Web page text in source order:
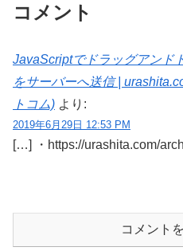
コメント
JavaScriptでドラッグアンド
をサーバーへ送信 |
トコム) より:
2019年6月29日 12:53 PM
[…] ・https://urashita.com/
コメント